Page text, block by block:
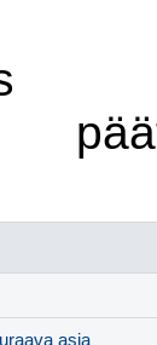
asia